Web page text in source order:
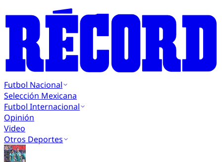
Futbol Nacional
Selección Mexicana
Futbol Internacional
Opinión
Video
Otros Deportes